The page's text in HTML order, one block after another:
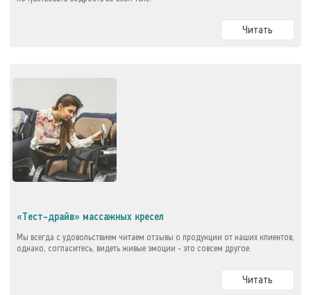
Читать
«Тест-драйв» массажных кресел
Мы всегда с удовольствием читаем отзывы о продукции от наших клиентов,
однако, согласитесь, видеть живые эмоции - это совсем другое.
Читать